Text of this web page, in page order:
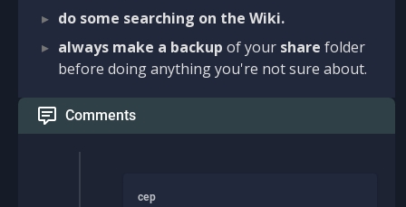
do some searching on the Wiki.
always make a backup of your share folder
before doing anything you're not sure about.
Comments
cep